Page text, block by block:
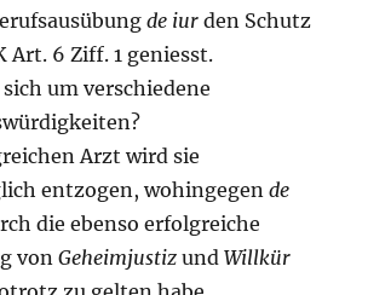
de iur den Schutz
Art. 6 Ziff. 1 ge­niesst.
um verschiedene
Arzt wird sie
entzogen, wohingegende
die ebenso erfolgreiche
vonGe­heimjustiz undWillkür